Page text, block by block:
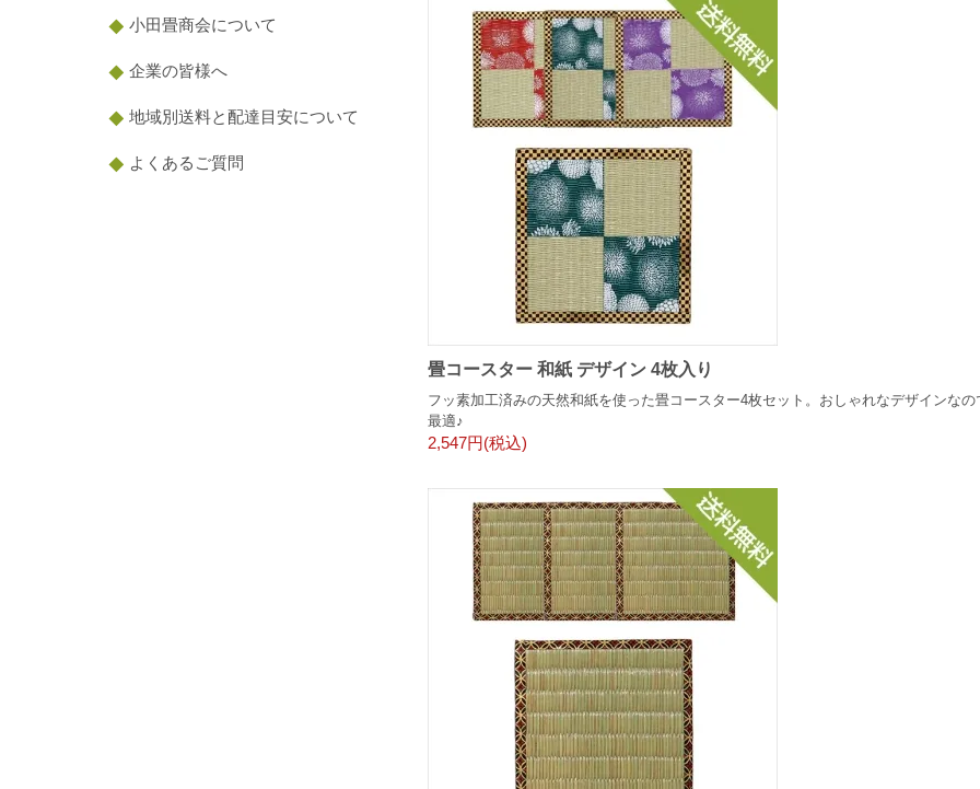
畳コースター 和紙 デザイン 4枚入り
フッ素加工済みの天然和紙を使った畳コースター4枚セット。おしゃれなデザインな
最適♪
2,547円(税込)
小田畳商会について
企業の皆様へ
地域別送料と配達目安について
よくあるご質問